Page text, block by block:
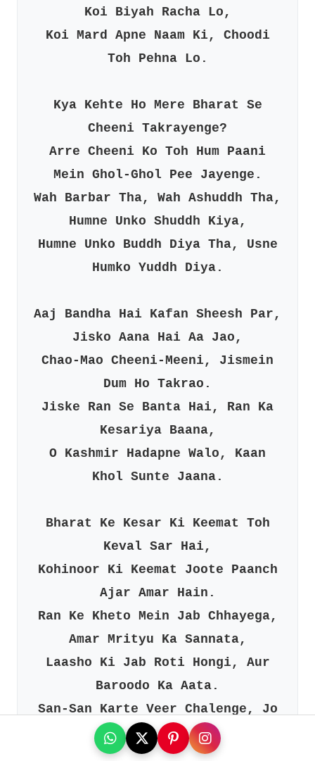
Koi Biyah Racha Lo,
Koi Mard Apne Naam Ki, Choodi
Toh Pehna Lo.
Kya Kehte Ho Mere Bharat Se
Cheeni Takrayenge?
Arre Cheeni Ko Toh Hum Paani
Mein Ghol-Ghol Pee Jayenge.
Wah Barbar Tha, Wah Ashuddh Tha,
Humne Unko Shuddh Kiya,
Humne Unko Buddh Diya Tha, Usne
Humko Yuddh Diya.
Aaj Bandha Hai Kafan Sheesh Par,
Jisko Aana Hai Aa Jao,
Chao-Mao Cheeni-Meeni, Jismein
Dum Ho Takrao.
Jiske Ran Se Banta Hai, Ran Ka
Kesariya Baana,
O Kashmir Hadapne Walo, Kaan
Khol Sunte Jaana.
Bharat Ke Kesar Ki Keemat Toh
Keval Sar Hai,
Kohinoor Ki Keemat Joote Paanch
Ajar Amar Hain.
Ran Ke Kheto Mein Jab Chhayega,
Amar Mrityu Ka Sannata,
Laasho Ki Jab Roti Hongi, Aur
Baroodo Ka Aata.
San-San Karte Veer Chalenge, Jo
Baami Se Phan Wala,
Phir Chahe Peking Ho, Ya